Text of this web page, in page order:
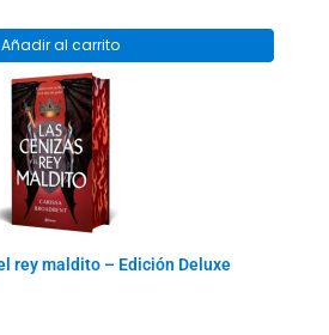
Añadir al carrito
Las cenizas y el rey maldito – Edición Deluxe